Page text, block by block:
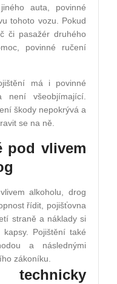
auta, povinné
tohoto vozu. Pokud
či pasažér druhého
povinné ručení
má i povinné
všeobjímající.
škody nepokrývá a
se na ně.
pod vlivem
alkoholu, drog
řídit, pojišťovna
straně a náklady si
Pojištění také
a následnými
zákoníku.